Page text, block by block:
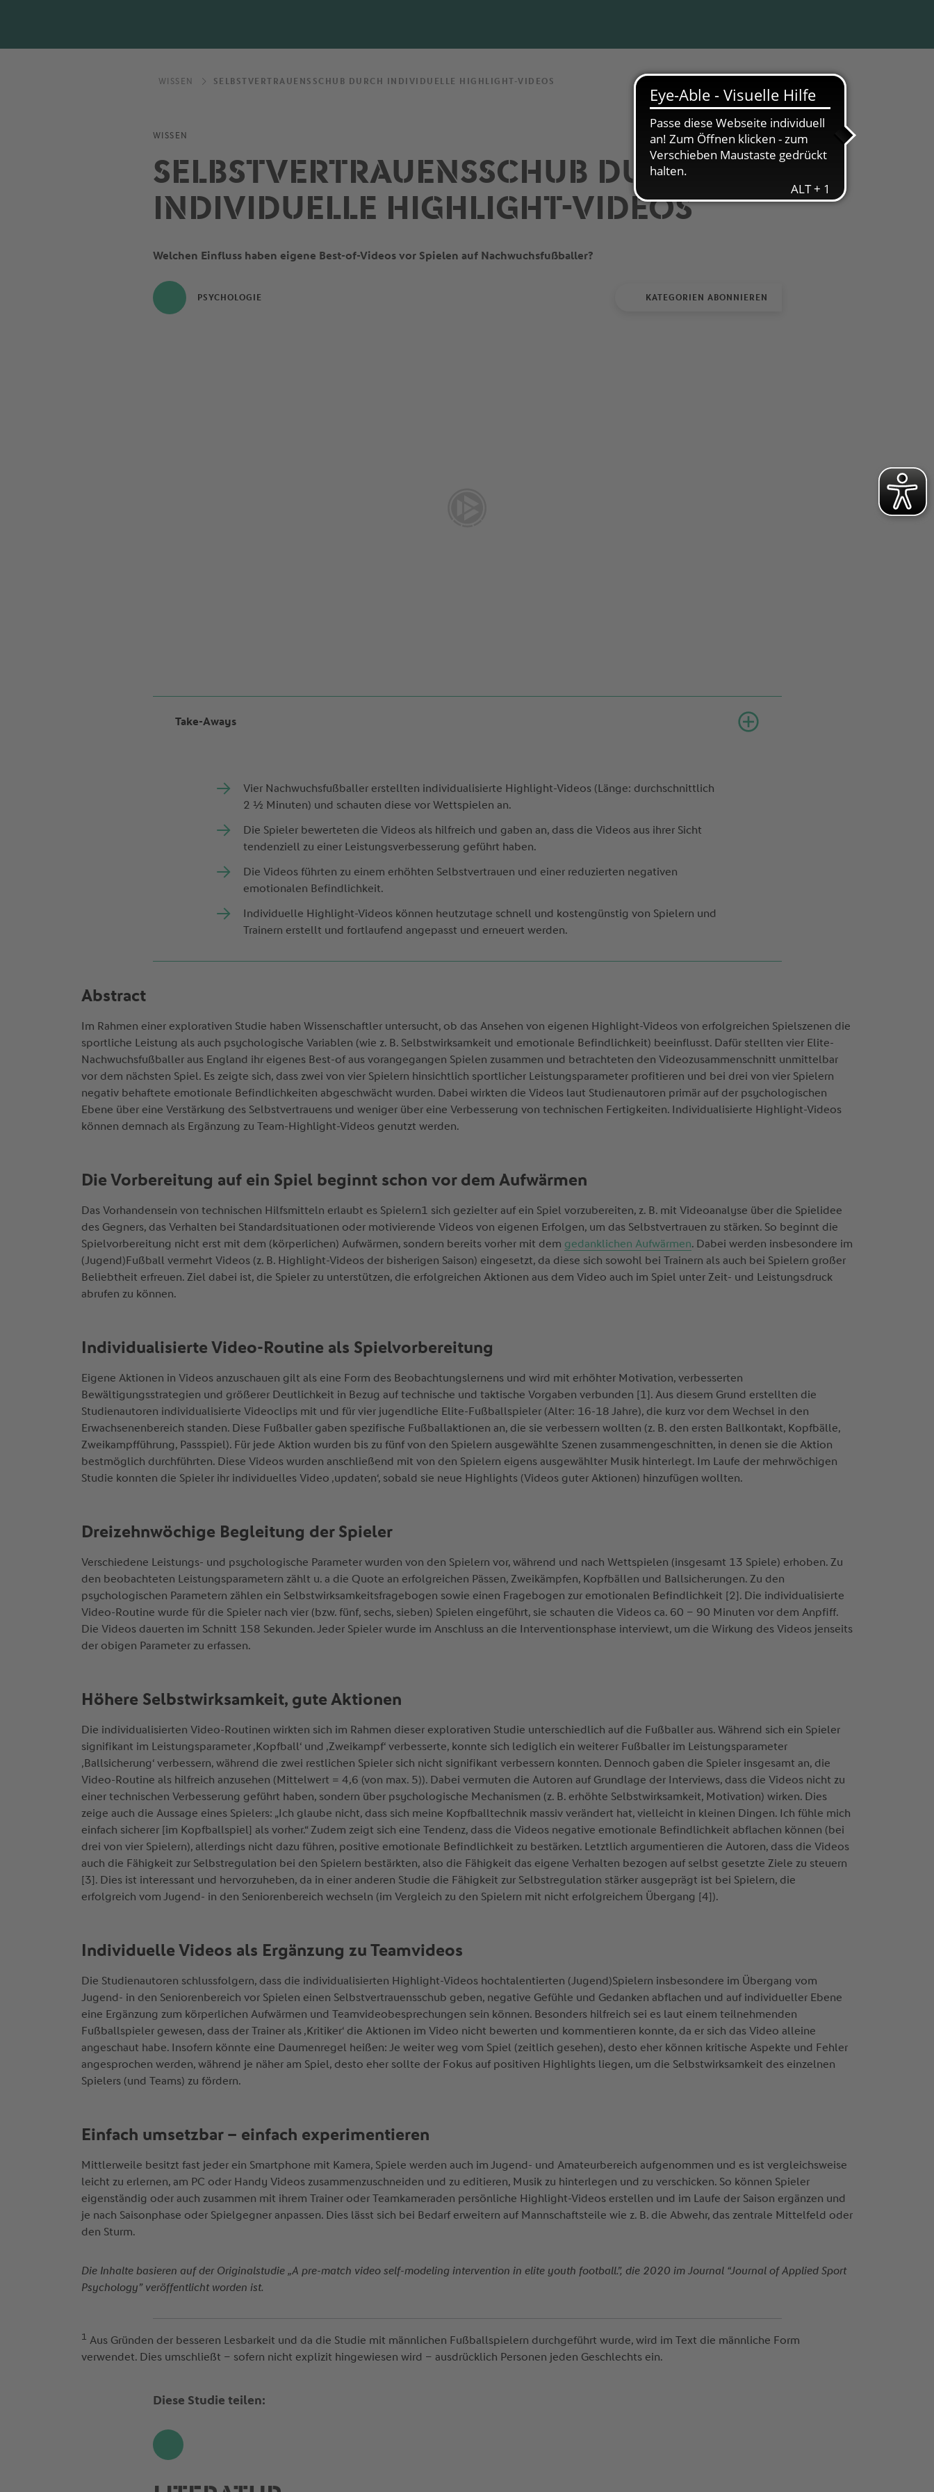
WISSEN SELBSTVERTRAUENSSCHUB DURCH INDIVIDUELLE HIGHLIGHT-VIDEOS
WISSEN
SELBSTVERTRAUENSSCHUB DURCH
INDIVIDUELLE HIGHLIGHT-VIDEOS
Welchen Einfluss haben eigene Best-of-Videos vor Spielen auf Nachwuchsfußballer?
PSYCHOLOGIE KATEGORIEN ABONNIEREN
Take-Aways
Vier Nachwuchsfußballer erstellten individualisierte Highlight-Videos (Länge: durchschnittlich
2 ½ Minuten) und schauten diese vor Wettspielen an.
Die Spieler bewerteten die Videos als hilfreich und gaben an, dass die Videos aus ihrer Sicht
tendenziell zu einer Leistungsverbesserung geführt haben.
Die Videos führten zu einem erhöhten Selbstvertrauen und einer reduzierten negativen
emotionalen Befindlichkeit.
Individuelle Highlight-Videos können heutzutage schnell und kostengünstig von Spielern und
Trainern erstellt und fortlaufend angepasst und erneuert werden.
Abstract
Im Rahmen einer explorativen Studie haben Wissenschaftler untersucht, ob das Ansehen von eigenen Highlight-Videos von erfolgreichen Spielszenen die
sportliche Leistung als auch psychologische Variablen (wie z. B. Selbstwirksamkeit und emotionale Befindlichkeit) beeinflusst. Dafür stellten vier Elite-
Nachwuchsfußballer aus England ihr eigenes Best-of aus vorangegangen Spielen zusammen und betrachteten den Videozusammenschnitt unmittelbar
vor dem nächsten Spiel. Es zeigte sich, dass zwei von vier Spielern hinsichtlich sportlicher Leistungsparameter profitieren und bei drei von vier Spielern
negativ behaftete emotionale Befindlichkeiten abgeschwächt wurden. Dabei wirkten die Videos laut Studienautoren primär auf der psychologischen
Ebene über eine Verstärkung des Selbstvertrauens und weniger über eine Verbesserung von technischen Fertigkeiten. Individualisierte Highlight-Videos
können demnach als Ergänzung zu Team-Highlight-Videos genutzt werden.
Die Vorbereitung auf ein Spiel beginnt schon vor dem Aufwärmen
Das Vorhandensein von technischen Hilfsmitteln erlaubt es Spielern1 sich gezielter auf ein Spiel vorzubereiten, z. B. mit Videoanalyse über die Spielidee
des Gegners, das Verhalten bei Standardsituationen oder motivierende Videos von eigenen Erfolgen, um das Selbstvertrauen zu stärken. So beginnt die
Spielvorbereitung nicht erst mit dem (körperlichen) Aufwärmen, sondern bereits vorher mit dem gedanklichen Aufwärmen. Dabei werden insbesondere im
(Jugend)Fußball vermehrt Videos (z. B. Highlight-Videos der bisherigen Saison) eingesetzt, da diese sich sowohl bei Trainern als auch bei Spielern großer
Beliebtheit erfreuen. Ziel dabei ist, die Spieler zu unterstützen, die erfolgreichen Aktionen aus dem Video auch im Spiel unter Zeit- und Leistungsdruck
abrufen zu können.
Individualisierte Video-Routine als Spielvorbereitung
Eigene Aktionen in Videos anzuschauen gilt als eine Form des Beobachtungslernens und wird mit erhöhter Motivation, verbesserten
Bewältigungsstrategien und größerer Deutlichkeit in Bezug auf technische und taktische Vorgaben verbunden [1]. Aus diesem Grund erstellten die
Studienautoren individualisierte Videoclips mit und für vier jugendliche Elite-Fußballspieler (Alter: 16-18 Jahre), die kurz vor dem Wechsel in den
Erwachsenenbereich standen. Diese Fußballer gaben spezifische Fußballaktionen an, die sie verbessern wollten (z. B. den ersten Ballkontakt, Kopfbälle,
Zweikampfführung, Passspiel). Für jede Aktion wurden bis zu fünf von den Spielern ausgewählte Szenen zusammengeschnitten, in denen sie die Aktion
bestmöglich durchführten. Diese Videos wurden anschließend mit von den Spielern eigens ausgewählter Musik hinterlegt. Im Laufe der mehrwöchigen
Studie konnten die Spieler ihr individuelles Video ‚updaten‘, sobald sie neue Highlights (Videos guter Aktionen) hinzufügen wollten.
Dreizehnwöchige Begleitung der Spieler
Verschiedene Leistungs- und psychologische Parameter wurden von den Spielern vor, während und nach Wettspielen (insgesamt 13 Spiele) erhoben. Zu
den beobachteten Leistungsparametern zählt u. a die Quote an erfolgreichen Pässen, Zweikämpfen, Kopfbällen und Ballsicherungen. Zu den
psychologischen Parametern zählen ein Selbstwirksamkeitsfragebogen sowie einen Fragebogen zur emotionalen Befindlichkeit [2]. Die individualisierte
Video-Routine wurde für die Spieler nach vier (bzw. fünf, sechs, sieben) Spielen eingeführt, sie schauten die Videos ca. 60 – 90 Minuten vor dem Anpfiff.
Die Videos dauerten im Schnitt 158 Sekunden. Jeder Spieler wurde im Anschluss an die Interventionsphase interviewt, um die Wirkung des Videos jenseits
der obigen Parameter zu erfassen.
Höhere Selbstwirksamkeit, gute Aktionen
Die individualisierten Video-Routinen wirkten sich im Rahmen dieser explorativen Studie unterschiedlich auf die Fußballer aus. Während sich ein Spieler
signifikant im Leistungsparameter ‚Kopfball‘ und ‚Zweikampf‘ verbesserte, konnte sich lediglich ein weiterer Fußballer im Leistungsparameter
‚Ballsicherung‘ verbessern, während die zwei restlichen Spieler sich nicht signifikant verbessern konnten. Dennoch gaben die Spieler insgesamt an, die
Video-Routine als hilfreich anzusehen (Mittelwert = 4,6 (von max. 5)). Dabei vermuten die Autoren auf Grundlage der Interviews, dass die Videos nicht zu
einer technischen Verbesserung geführt haben, sondern über psychologische Mechanismen (z. B. erhöhte Selbstwirksamkeit, Motivation) wirken. Dies
zeige auch die Aussage eines Spielers: „Ich glaube nicht, dass sich meine Kopfballtechnik massiv verändert hat, vielleicht in kleinen Dingen. Ich fühle mich
einfach sicherer [im Kopfballspiel] als vorher.“ Zudem zeigt sich eine Tendenz, dass die Videos negative emotionale Befindlichkeit abflachen können (bei
drei von vier Spielern), allerdings nicht dazu führen, positive emotionale Befindlichkeit zu bestärken. Letztlich argumentieren die Autoren, dass die Videos
auch die Fähigkeit zur Selbstregulation bei den Spielern bestärkten, also die Fähigkeit das eigene Verhalten bezogen auf selbst gesetzte Ziele zu steuern
[3]. Dies ist interessant und hervorzuheben, da in einer anderen Studie die Fähigkeit zur Selbstregulation stärker ausgeprägt ist bei Spielern, die
erfolgreich vom Jugend- in den Seniorenbereich wechseln (im Vergleich zu den Spielern mit nicht erfolgreichem Übergang [4]).
Individuelle Videos als Ergänzung zu Teamvideos
Die Studienautoren schlussfolgern, dass die individualisierten Highlight-Videos hochtalentierten (Jugend)Spielern insbesondere im Übergang vom
Jugend- in den Seniorenbereich vor Spielen einen Selbstvertrauensschub geben, negative Gefühle und Gedanken abflachen und auf individueller Ebene
eine Ergänzung zum körperlichen Aufwärmen und Teamvideobesprechungen sein können. Besonders hilfreich sei es laut einem teilnehmenden
Fußballspieler gewesen, dass der Trainer als ‚Kritiker‘ die Aktionen im Video nicht bewerten und kommentieren konnte, da er sich das Video alleine
angeschaut habe. Insofern könnte eine Daumenregel heißen: Je weiter weg vom Spiel (zeitlich gesehen), desto eher können kritische Aspekte und Fehler
angesprochen werden, während je näher am Spiel, desto eher sollte der Fokus auf positiven Highlights liegen, um die Selbstwirksamkeit des einzelnen
Spielers (und Teams) zu fördern.
Einfach umsetzbar – einfach experimentieren
Mittlerweile besitzt fast jeder ein Smartphone mit Kamera, Spiele werden auch im Jugend- und Amateurbereich aufgenommen und es ist vergleichsweise
leicht zu erlernen, am PC oder Handy Videos zusammenzuschneiden und zu editieren, Musik zu hinterlegen und zu verschicken. So können Spieler
eigenständig oder auch zusammen mit ihrem Trainer oder Teamkameraden persönliche Highlight-Videos erstellen und im Laufe der Saison ergänzen und
je nach Saisonphase oder Spielgegner anpassen. Dies lässt sich bei Bedarf erweitern auf Mannschaftsteile wie z. B. die Abwehr, das zentrale Mittelfeld oder
den Sturm.
Die Inhalte basieren auf der Originalstudie „A pre-match video self-modeling intervention in elite youth football.”, die 2020 im Journal “Journal of Applied Sport
Psychology” veröffentlicht worden ist.
1 Aus Gründen der besseren Lesbarkeit und da die Studie mit männlichen Fußballspielern durchgeführt wurde, wird im Text die männliche Form
verwendet. Dies umschließt – sofern nicht explizit hingewiesen wird – ausdrücklich Personen jeden Geschlechts ein.
Diese Studie teilen:
Share